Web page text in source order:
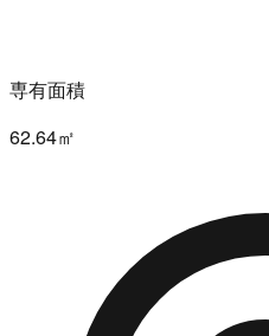
専有面積
62.64㎡